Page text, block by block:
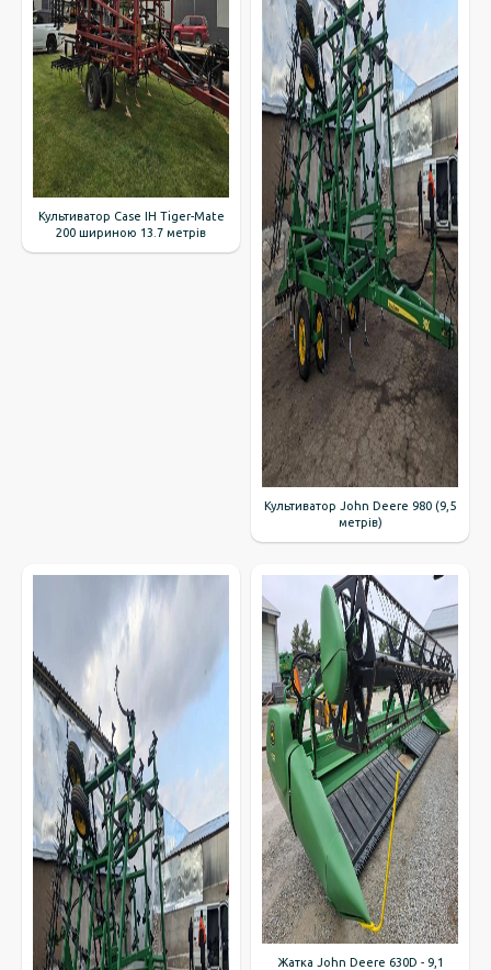
Культиватор Case IH Tiger-Mate
200 шириною 13.7 метрів
Культиватор John Deere 980 (9,5
метрів)
Жатка John Deere 630D - 9,1